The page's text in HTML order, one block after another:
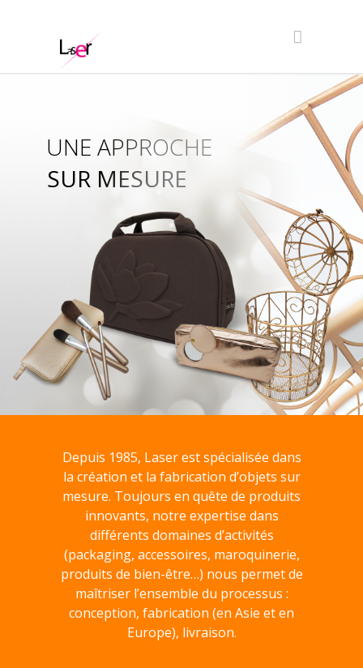
SUR MESURE
UNE APPROCHE
Depuis 1985, Laser est spécialisée dans
la création et la fabrication d’objets sur
mesure. Toujours en quête de produits
innovants, notre expertise dans
différents domaines d’activités
(packaging, accessoires, maroquinerie,
produits de bien-être…) nous permet de
maîtriser l’ensemble du processus :
conception, fabrication (en Asie et en
Europe), livraison.